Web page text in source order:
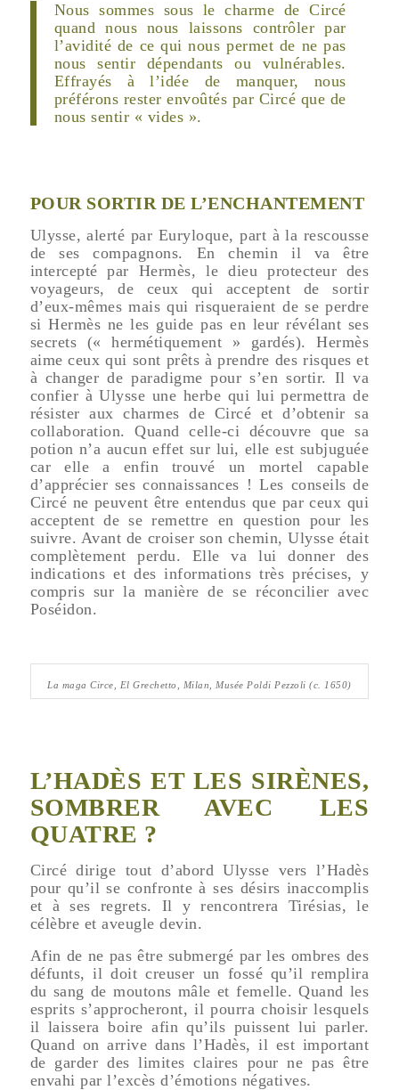
Nous sommes sous le charme de Circé
quand nous nous laissons contrôler par
l’avidité de ce qui nous permet de ne pas
nous sentir dépendants ou vulnérables.
Effrayés à l’idée de manquer, nous
préférons rester envoûtés par Circé que de
nous sentir « vides ».
POUR SORTIR DE L’ENCHANTEMENT
Ulysse, alerté par Euryloque, part à la rescousse
de ses compagnons. En chemin il va être
intercepté par Hermès, le dieu protecteur des
voyageurs, de ceux qui acceptent de sortir
d’eux-mêmes mais qui risqueraient de se perdre
si Hermès ne les guide pas en leur révélant ses
secrets (« hermétiquement » gardés). Hermès
aime ceux qui sont prêts à prendre des risques et
à changer de paradigme pour s’en sortir. Il va
confier à Ulysse une herbe qui lui permettra de
résister aux charmes de Circé et d’obtenir sa
collaboration. Quand celle-ci découvre que sa
potion n’a aucun effet sur lui, elle est subjuguée
car elle a enfin trouvé un mortel capable
d’apprécier ses connaissances ! Les conseils de
Circé ne peuvent être entendus que par ceux qui
acceptent de se remettre en question pour les
suivre. Avant de croiser son chemin, Ulysse était
complètement perdu. Elle va lui donner des
indications et des informations très précises, y
compris sur la manière de se réconcilier avec
Poséidon.
La maga Circe , El Grechetto, Milan, Musée Poldi Pezzoli (c. 1650)
L’HADÈS ET LES SIRÈNES,
SOMBRER AVEC LES
QUATRE ?
Circé dirige tout d’abord Ulysse vers l’Hadès
pour qu’il se confronte à ses désirs inaccomplis
et à ses regrets. Il y rencontrera Tirésias, le
célèbre et aveugle devin.
Afin de ne pas être submergé par les ombres des
défunts, il doit creuser un fossé qu’il remplira
du sang de moutons mâle et femelle. Quand les
esprits s’approcheront, il pourra choisir lesquels
il laissera boire afin qu’ils puissent lui parler.
Quand on arrive dans l’Hadès, il est important
de garder des limites claires pour ne pas être
envahi par l’excès d’émotions négatives.